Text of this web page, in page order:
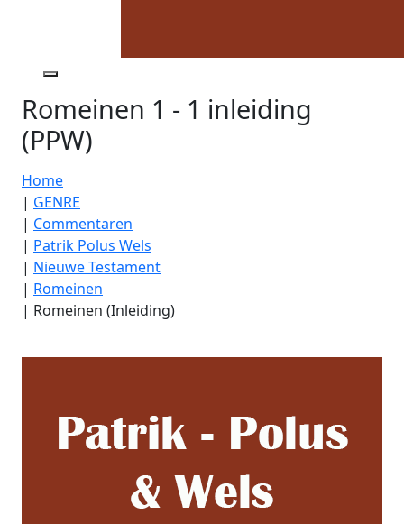
Romeinen 1 - 1 inleiding
(PPW)
Home
| GENRE
| Commentaren
| Patrik Polus Wels
| Nieuwe Testament
| Romeinen
| Romeinen (Inleiding)